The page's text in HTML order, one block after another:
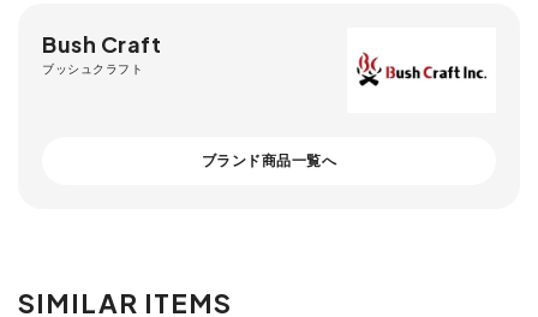
Bush Craft
ブッシュクラフト
ブランド商品一覧へ
SIMILAR ITEMS